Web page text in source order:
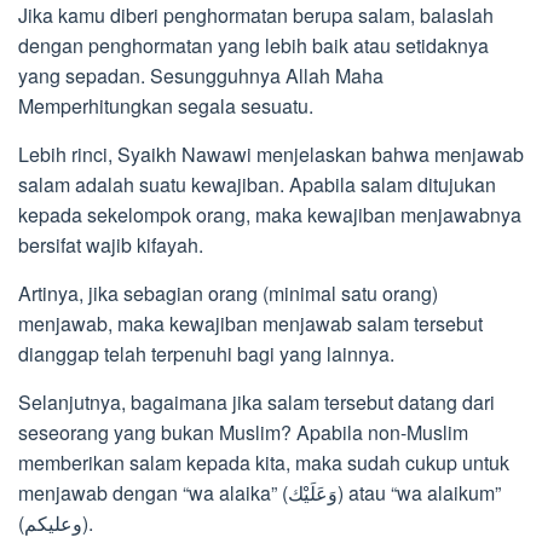
Jika kamu diberi penghormatan berupa salam, balaslah
dengan penghormatan yang lebih baik atau setidaknya
yang sepadan. Sesungguhnya Allah Maha
Memperhitungkan segala sesuatu.
Lebih rinci, Syaikh Nawawi menjelaskan bahwa menjawab
salam adalah suatu kewajiban. Apabila salam ditujukan
kepada sekelompok orang, maka kewajiban menjawabnya
bersifat wajib kifayah.
Artinya, jika sebagian orang (minimal satu orang)
menjawab, maka kewajiban menjawab salam tersebut
dianggap telah terpenuhi bagi yang lainnya.
Selanjutnya, bagaimana jika salam tersebut datang dari
seseorang yang bukan Muslim? Apabila non-Muslim
memberikan salam kepada kita, maka sudah cukup untuk
menjawab dengan “wa alaika” (وَعَلَيْك) atau “wa alaikum”
(وعليكم).